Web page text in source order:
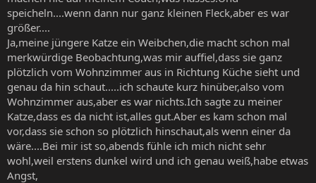
speicheln....wenn dann nur ganz kleinen Fleck,aber es war
größer....
Ja,meine jüngere Katze ein Weibchen,die macht schon mal
merkwürdige Beobachtung,was mir auffiel,dass sie ganz
plötzlich vom Wohnzimmer aus in Richtung Küche sieht und
genau da hin schaut.....ich schaute kurz hinüber,also vom
Wohnzimmer aus,aber es war nichts.Ich sagte zu meiner
Katze,dass es da nicht ist,alles gut.Aber es kam schon mal
vor,dass sie schon so plötzlich hinschaut,als wenn einer da
wäre....Bei mir ist so,abends fühle ich mich nicht sehr
wohl,weil erstens dunkel wird und ich genau weiß,habe etwas
Angst,